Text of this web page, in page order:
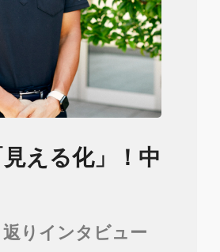
える化」！中
りインタビュー